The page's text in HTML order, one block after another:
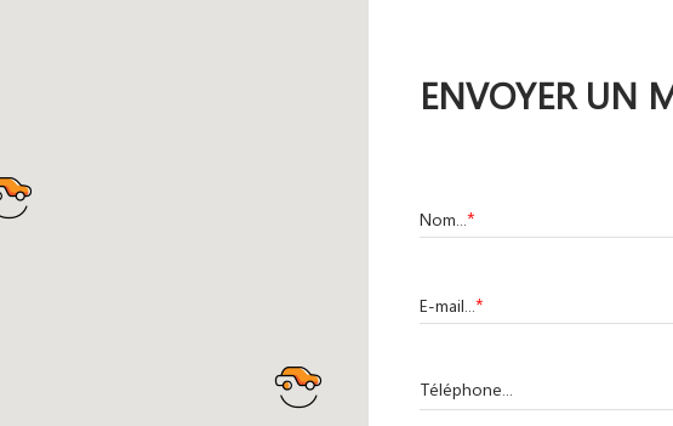
ENVOYER UN
Nom...*
E-mail...*
Téléphone...